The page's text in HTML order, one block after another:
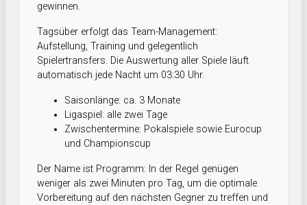
gewinnen.
Tagsüber erfolgt das Team-Management:
Aufstellung, Training und gelegentlich
Spielertransfers. Die Auswertung aller Spiele läuft
automatisch jede Nacht um 03:30 Uhr.
Saisonlänge: ca. 3 Monate
Ligaspiel: alle zwei Tage
Zwischentermine: Pokalspiele sowie Eurocup
und Championscup
Der Name ist Programm: In der Regel genügen
weniger als zwei Minuten pro Tag, um die optimale
Vorbereitung auf den nächsten Gegner zu treffen und